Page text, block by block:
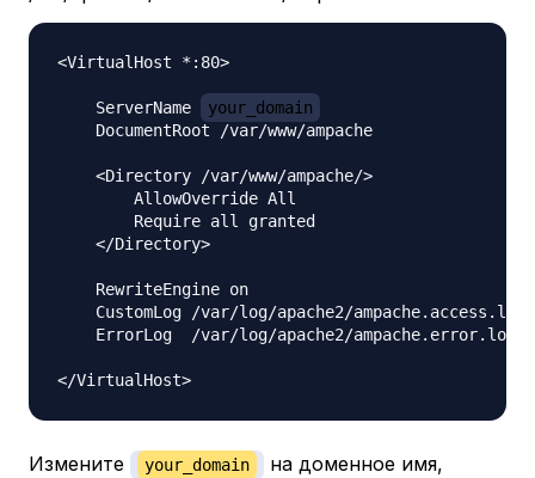
<VirtualHost *:80>
    ServerName
your_domain
    DocumentRoot /var/www/ampache
    <Directory /var/www/ampache/>
        AllowOverride All
        Require all granted
    </Directory>
    RewriteEngine on
CustomLog /var/log/apache2/ampache.access.log
    ErrorLog  /var/log/apache2/ampache.error.log
Измените your_domain
​​ на доменное имя,